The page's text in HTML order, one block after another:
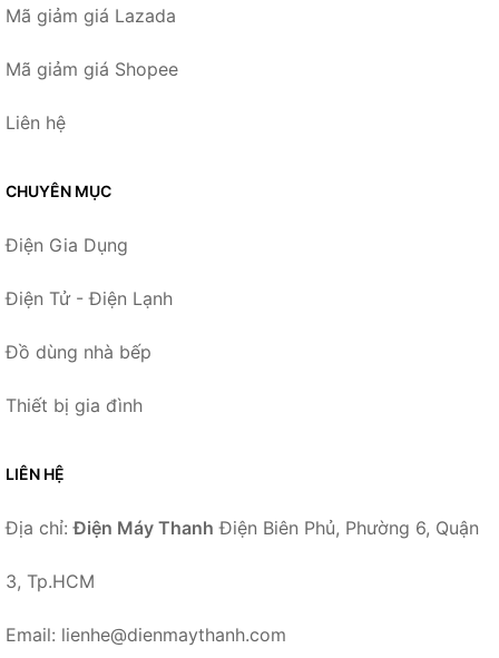
Mã giảm giá Lazada
Mã giảm giá Shopee
Liên hệ
CHUYÊN MỤC
Điện Gia Dụng
Điện Tử - Điện Lạnh
Đồ dùng nhà bếp
Thiết bị gia đình
LIÊN HỆ
Địa chỉ:Điện Máy Thanh Điện Biên Phủ, Phường 6, Quận
3, Tp.HCM
Email: lienhe@dienmaythanh.com